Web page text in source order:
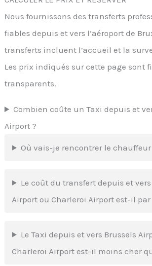
Nous fournissons des transferts
fiables depuis et vers l’aéroport de
transferts incluent l’accueil et la
Les prix indiqués sur cette page sont
transparents.
Combien coûte un Taxi depuis et
Airport ?
Où vais-je rencontrer le chauffeur
Le coût du transfert depuis et vers
Airport ou Charleroi Airport est-il par
Le Taxi depuis et vers Brussels
Charleroi Airport est-il moins cher